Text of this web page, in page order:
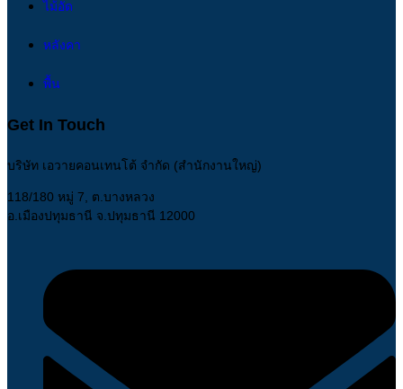
ไม้อัด
หลังคา
พื้น
Get In Touch
บริษัท เอวายคอนเทนโต้ จำกัด (สำนักงานใหญ่)
118/180 หมู่ 7, ต.บางหลวง
อ.เมืองปทุมธานี จ.ปทุมธานี 12000